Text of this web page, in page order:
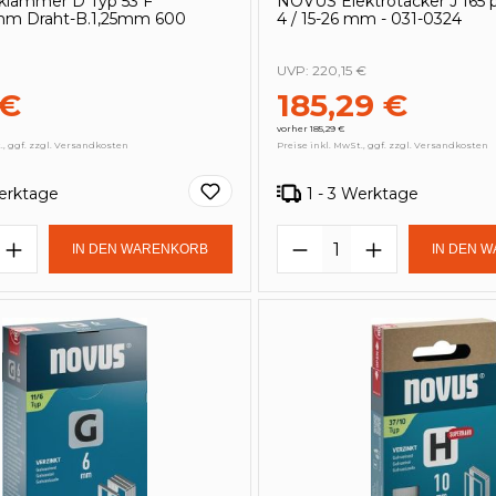
Draht-B.1,25mm 600
ggf. zzgl. Versandkosten
Anzahl: Gib den gewünschten
IN DEN WARENKORB
4 / 15-26 mm - 031-0324
185,29 €
vorher 185,29 €
UVP: 220,15 €
Preise inkl. MwSt., ggf. zzgl. Versandkosten
1 - 3 Werktage
Produkt IN DEN